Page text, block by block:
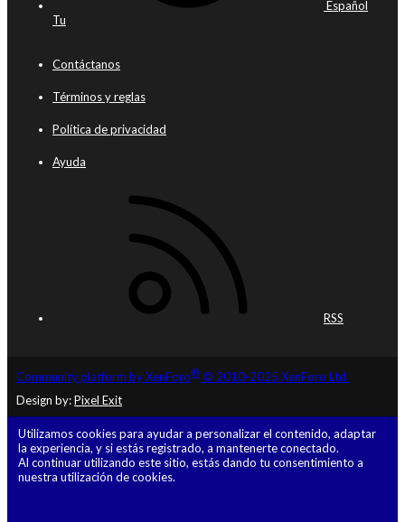
Español
Tu
Contáctanos
Términos y reglas
Política de privacidad
Ayuda
RSS
Community platform by XenForo® © 2010-2025 XenForo Ltd.
Design by:Pixel Exit
Utilizamos cookies para ayudar a personalizar el contenido, adaptar
la experiencia, y si estás registrado, a mantenerte conectado.
Al continuar utilizando este sitio, estás dando tu consentimiento a
nuestra utilización de cookies.